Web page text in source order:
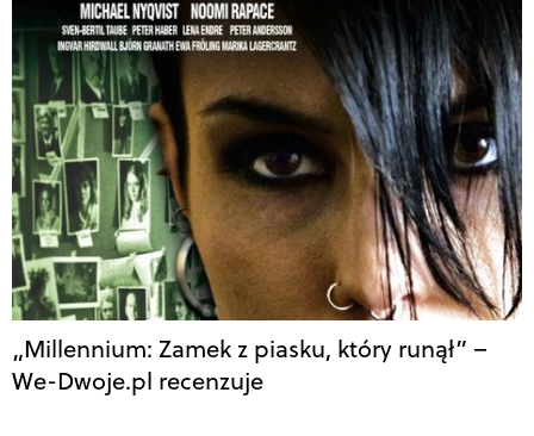
„Millennium: Zamek z piasku, który runął” –
We-Dwoje.pl recenzuje